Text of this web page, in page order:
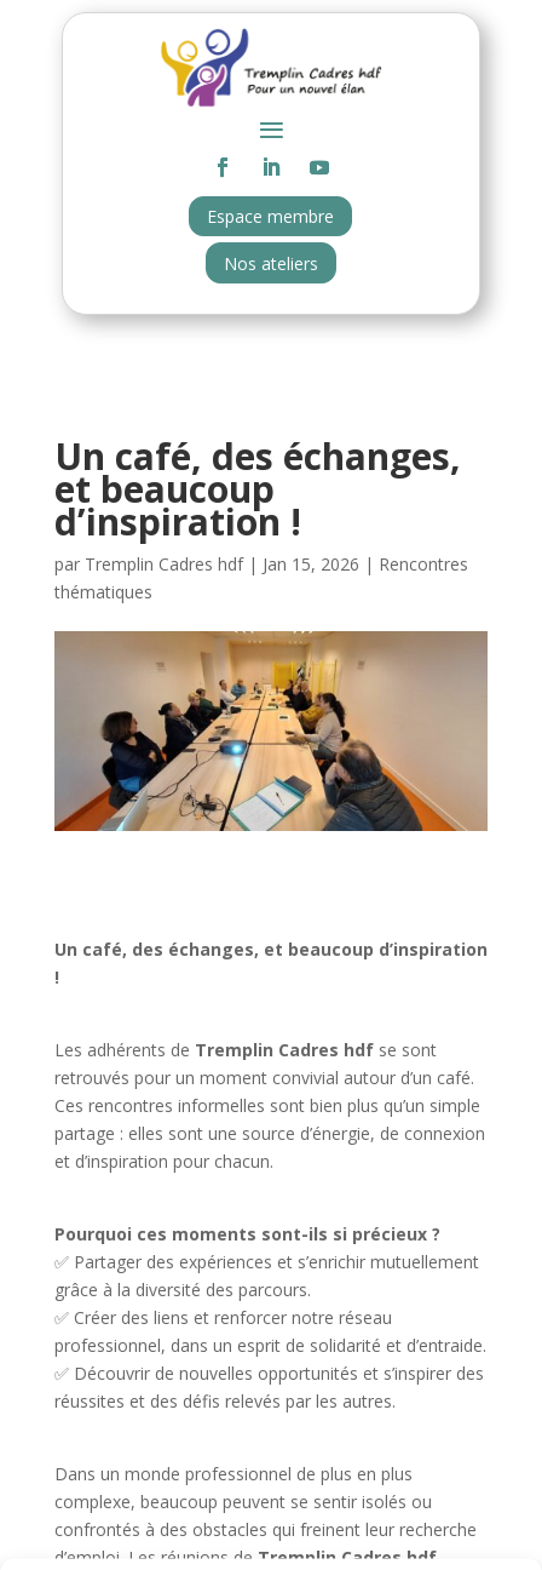
Espace membre
Nos ateliers
Un café, des échanges,
et beaucoup
d’inspiration !
par Tremplin Cadres hdf| Jan 15, 2026 | Rencontres
thématiques
Un café, des échanges, et beaucoup d’inspiration
!
Les adhérents de Tremplin Cadres hdf se sont
retrouvés pour un moment convivial autour d’un café.
Ces rencontres informelles sont bien plus qu’un simple
partage : elles sont une source d’énergie, de connexion
et d’inspiration pour chacun.
Pourquoi ces moments sont-ils si précieux ?
✅ Partager des expériences et s’enrichir mutuellement
grâce à la diversité des parcours.
✅ Créer des liens et renforcer notre réseau
professionnel, dans un esprit de solidarité et d’entraide.
✅ Découvrir de nouvelles opportunités et s’inspirer des
réussites et des défis relevés par les autres.
Dans un monde professionnel de plus en plus
complexe, beaucoup peuvent se sentir isolés ou
confrontés à des obstacles qui freinent leur recherche
d’emploi. Les réunions de Tremplin Cadres hdf,